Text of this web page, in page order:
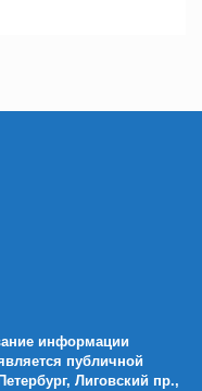
информации
публичной
Лиговский пр.,